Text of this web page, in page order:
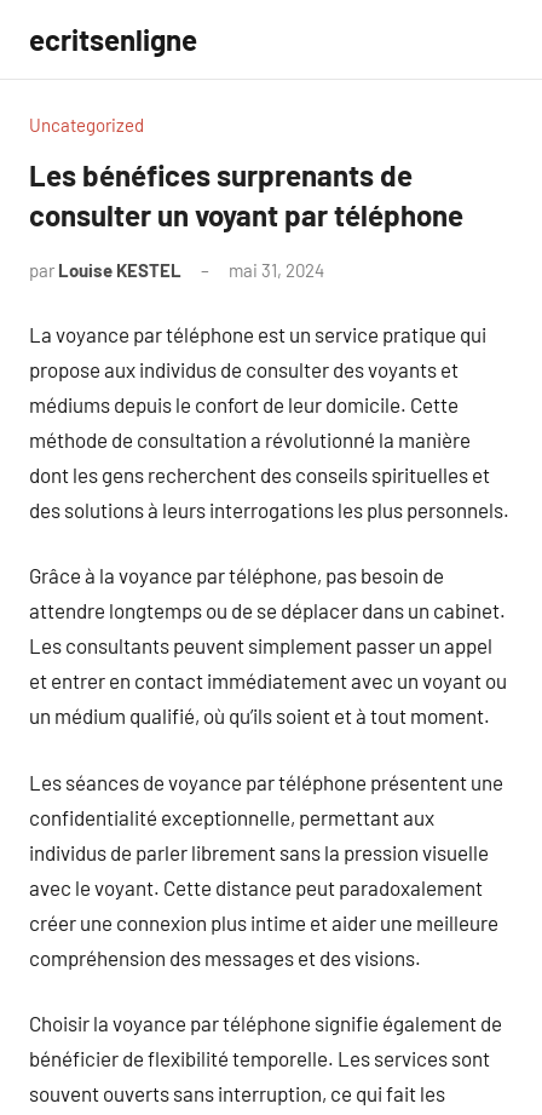
contenu
ecritsenligne
Uncategorized
Les bénéfices surprenants de
consulter un voyant par téléphone
par Louise KESTEL mai 31, 2024
La voyance par téléphone est un service pratique qui
propose aux individus de consulter des voyants et
médiums depuis le confort de leur domicile. Cette
méthode de consultation a révolutionné la manière
dont les gens recherchent des conseils spirituelles et
des solutions à leurs interrogations les plus personnels.
Grâce à la voyance par téléphone, pas besoin de
attendre longtemps ou de se déplacer dans un cabinet.
Les consultants peuvent simplement passer un appel
et entrer en contact immédiatement avec un voyant ou
un médium qualifié, où qu’ils soient et à tout moment.
Les séances de voyance par téléphone présentent une
confidentialité exceptionnelle, permettant aux
individus de parler librement sans la pression visuelle
avec le voyant. Cette distance peut paradoxalement
créer une connexion plus intime et aider une meilleure
compréhension des messages et des visions.
Choisir la voyance par téléphone signifie également de
bénéficier de flexibilité temporelle. Les services sont
souvent ouverts sans interruption, ce qui fait les